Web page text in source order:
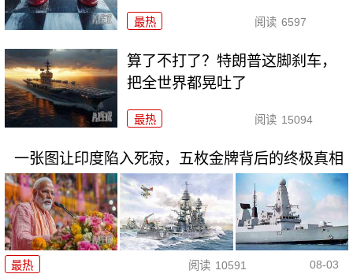
最热 阅读 6597
算了不打了？特朗普这脚刹车，
把全世界都晃吐了
最热 阅读 15094
一张图让印度陷入死寂，五枚金牌背后的终极真相
最热 阅读 10591 08-03